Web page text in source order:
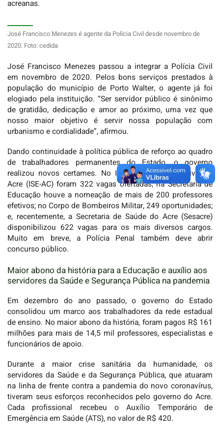
acreanas.
José Francisco Menezes é agente da Polícia Civil desde novembro de
2020. Foto: cedida
José Francisco Menezes passou a integrar a Polícia Civil
em novembro de 2020. Pelos bons serviços prestados à
população do município de Porto Walter, o agente já foi
elogiado pela instituição. “Ser servidor público é sinônimo
de gratidão, dedicação e amor ao próximo, uma vez que
nosso maior objetivo é servir nossa população com
urbanismo e cordialidade”, afirmou.
Dando continuidade à política pública de reforço ao quadro
de trabalhadores permanentes do Estado, o governo
realizou novos certames. No Instituto Socioeducativo do
Acre (ISE-AC) foram 322 vagas ofertadas; na Secretaria de
Educação houve a nomeação de mais de 200 professores
efetivos; no Corpo de Bombeiros Militar, 249 oportunidades;
e, recentemente, a Secretaria de Saúde do Acre (Sesacre)
disponibilizou 622 vagas para os mais diversos cargos.
Muito em breve, a Polícia Penal também deve abrir
concurso público.
Maior abono da história para a Educação e auxílio aos
servidores da Saúde e Segurança Pública na pandemia
Em dezembro do ano passado, o governo do Estado
consolidou um marco aos trabalhadores da rede estadual
de ensino. No maior abono da história, foram pagos R$ 161
milhões para mais de 14,5 mil professores, especialistas e
funcionários de apoio.
Durante a maior crise sanitária da humanidade, os
servidores da Saúde e da Segurança Pública, que atuaram
na linha de frente contra a pandemia do novo coronavírus,
tiveram seus esforços reconhecidos pelo governo do Acre.
Cada profissional recebeu o Auxílio Temporário de
Emergência em Saúde (ATS), no valor de R$ 420.